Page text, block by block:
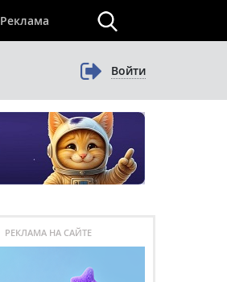
Реклама
Войти
РЕКЛАМА НА САЙТЕ